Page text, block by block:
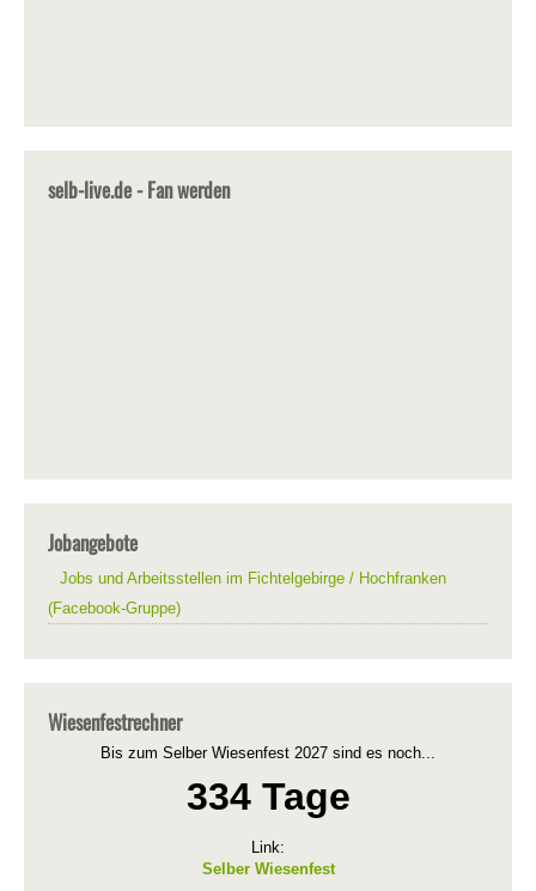
selb-live.de - Fan werden
Jobangebote
Jobs und Arbeitsstellen im Fichtelgebirge / Hochfranken
(Facebook-Gruppe)
Wiesenfestrechner
Bis zum Selber Wiesenfest 2027 sind es noch...
334 Tage
Link:
Selber Wiesenfest